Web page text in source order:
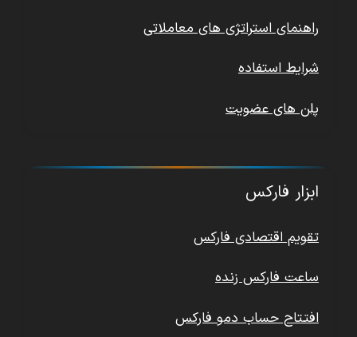
راهنمای استراتژی های معاملاتی
شرایط استفاده
پلن های عضویت
ابزار فارکس
تقویم اقتصادی فارکس
ساعت فارکس زنده
افتتاح حساب دمو فارکس